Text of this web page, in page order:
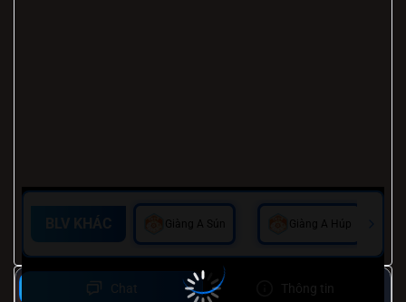
BLV KHÁC Giàng A Sún Giàng A Húp
Chat Thông tin